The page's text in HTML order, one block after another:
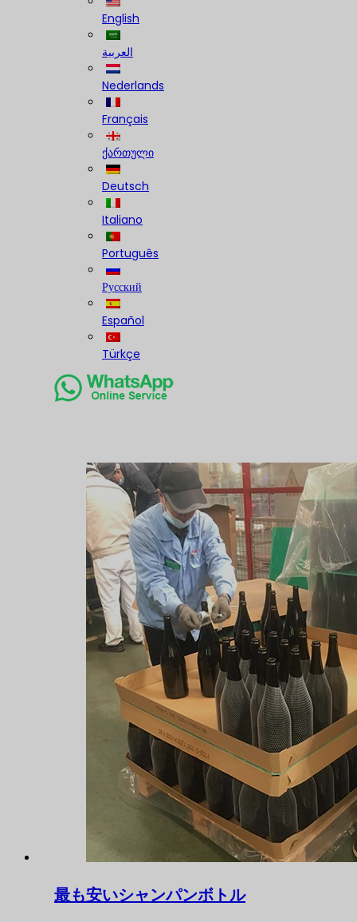
English
العربية
Nederlands
Français
ქართული
Deutsch
Italiano
Português
Русский
Español
Türkçe
最も安いシャンパンボトル